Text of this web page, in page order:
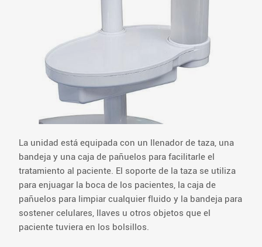
La unidad está equipada con un llenador de taza, una
bandeja y una caja de pañuelos para facilitarle el
tratamiento al paciente. El soporte de la taza se utiliza
para enjuagar la boca de los pacientes, la caja de
pañuelos para limpiar cualquier fluido y la bandeja para
sostener celulares, llaves u otros objetos que el
paciente tuviera en los bolsillos.